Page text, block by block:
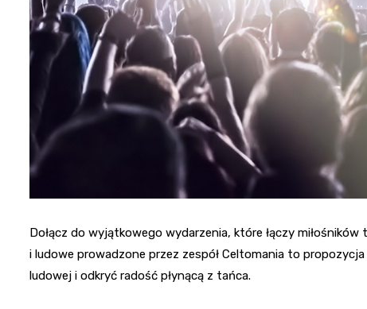
Dołącz do wyjątkowego wydarzenia, które łączy
i ludowe prowadzone przez zespół Celtomania to
ludowej i odkryć radość płynącą z tańca.